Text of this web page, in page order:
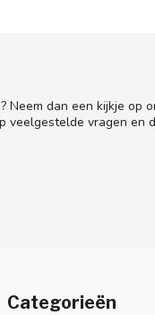
dan een kijkje op
vragen en
Categorieën